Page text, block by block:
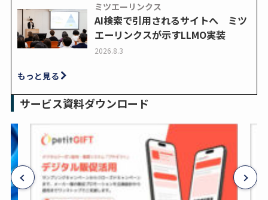
ミツエーリンクス
AI検索で引用されるサイトへ ミツ
エーリンクスが示すLLMO実装
2026.8.3
もっと見る
サービス資料ダウンロード